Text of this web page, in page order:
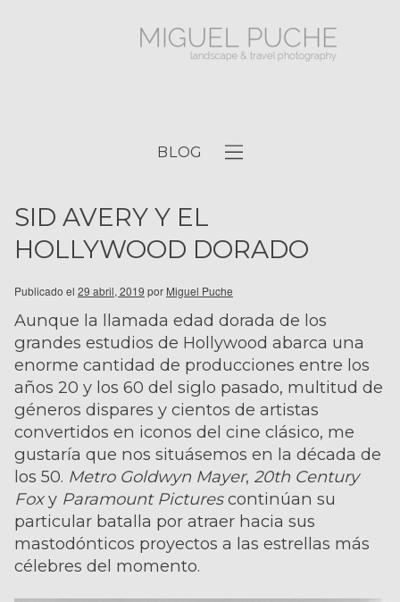
BLOG
SID AVERY Y EL
HOLLYWOOD DORADO
Publicado el 29 abril, 2019 por Miguel Puche
Aunque la llamada edad dorada de los
grandes estudios de Hollywood abarca una
enorme cantidad de producciones entre los
años 20 y los 60 del siglo pasado, multitud de
géneros dispares y cientos de artistas
convertidos en iconos del cine clásico, me
gustaría que nos situásemos en la década de
los 50. Metro Goldwyn Mayer, 20th Century
Foxy Paramount Picturescontinúan su
particular batalla por atraer hacia sus
mastodónticos proyectos a las estrellas más
célebres del momento.